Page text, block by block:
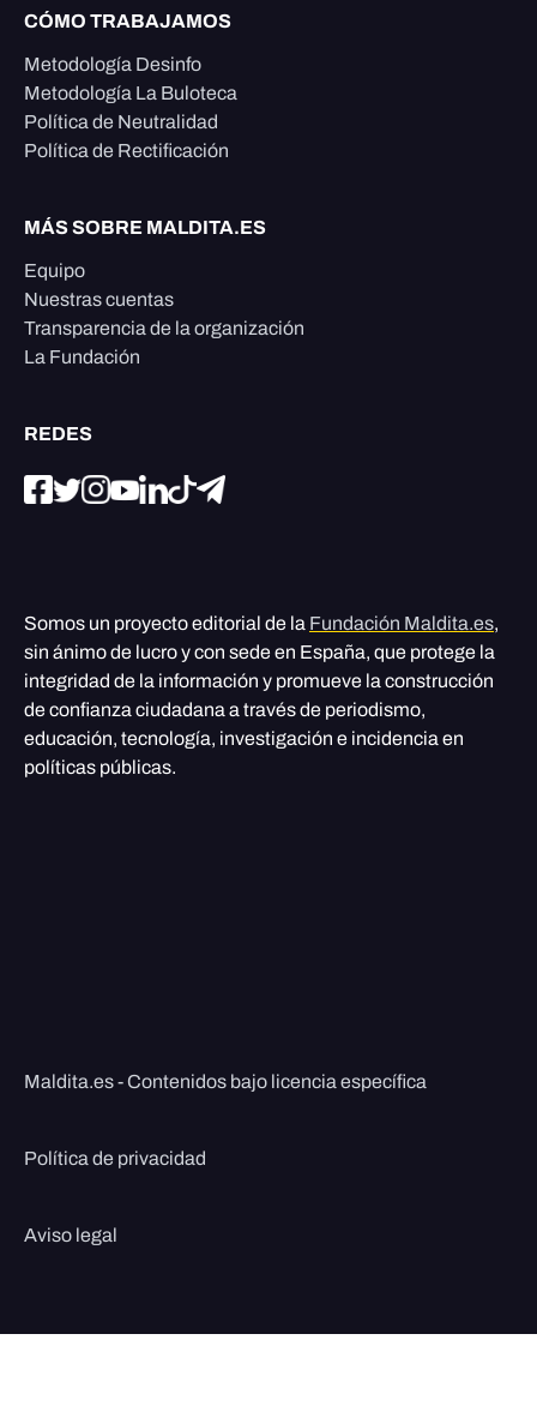
CÓMO TRABAJAMOS
Metodología Desinfo
Metodología La Buloteca
Política de Neutralidad
Política de Rectificación
MÁS SOBRE MALDITA.ES
Equipo
Nuestras cuentas
Transparencia de la organización
La Fundación
REDES
Somos un proyecto editorial de la Fundación Maldita.es,
sin ánimo de lucro y con sede en España, que protege la
integridad de la información y promueve la construcción
de confianza ciudadana a través de periodismo,
educación, tecnología, investigación e incidencia en
políticas públicas.
Maldita.es - Contenidos bajo licencia específica
Política de privacidad
Aviso legal